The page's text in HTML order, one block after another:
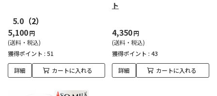
5.0 （2）
5,100円
(送料・税込)
獲得ポイント : 51
詳細 カートに入れる
ト
4,350円
(送料・税込)
獲得ポイント : 43
詳細 カートに入れる